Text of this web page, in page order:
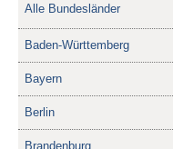
Alle Bundesländer
Baden-Württemberg
Bayern
Berlin
Brandenburg